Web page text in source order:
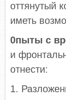
оттянутый
иметь
0пыты с
и
отнести:
1.